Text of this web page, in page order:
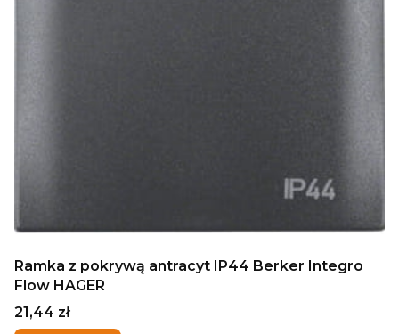
Ramka z pokrywą antracyt IP44 Berker Integro
Flow HAGER
Cena
21,44 zł